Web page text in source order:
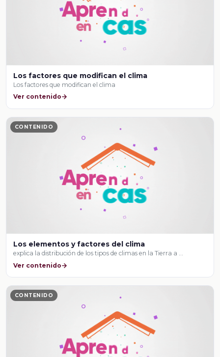
Los factores que modifican el clima
Los factores que modifican el clima
Ver contenido
CONTENIDO
Los elementos y factores del clima
explica la distribución de los tipos de climas en la Tierra a …
Ver contenido
CONTENIDO